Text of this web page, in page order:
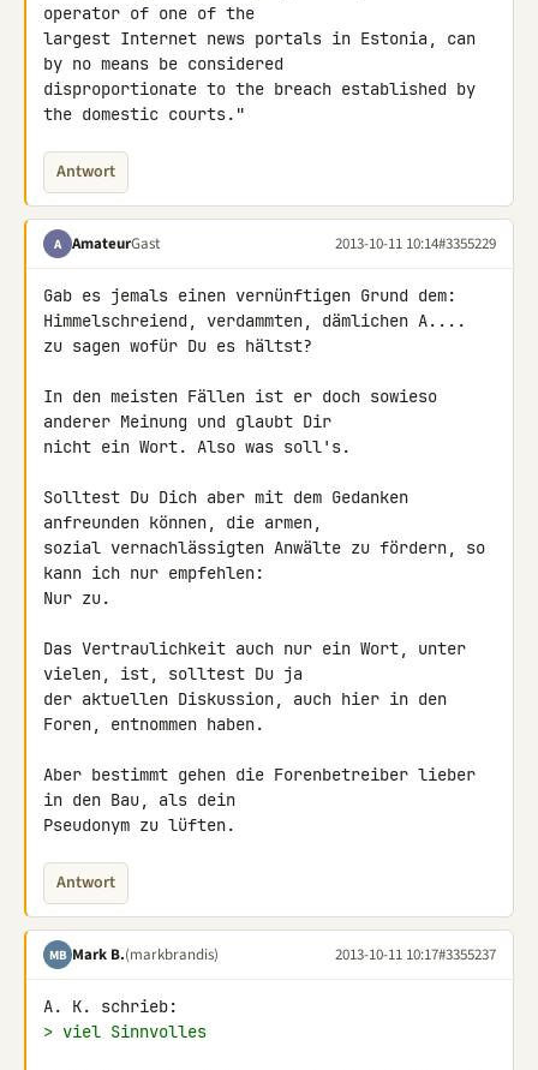
operator of one of the
largest Internet news portals in Estonia, can
by no means be considered
disproportionate to the breach established by
the domestic courts."
Antwort
A AmateurGast 2013-10-11 10:14#3355229
Gab es jemals einen vernünftigen Grund dem:
Himmelschreiend, verdammten, dämlichen A....
zu sagen wofür Du es hältst?
In den meisten Fällen ist er doch sowieso
anderer Meinung und glaubt Dir
nicht ein Wort. Also was soll's.
Solltest Du Dich aber mit dem Gedanken
anfreunden können, die armen,
sozial vernachlässigten Anwälte zu fördern, so
kann ich nur empfehlen:
Nur zu.
Das Vertraulichkeit auch nur ein Wort, unter
vielen, ist, solltest Du ja
der aktuellen Diskussion, auch hier in den
Foren, entnommen haben.
Aber bestimmt gehen die Forenbetreiber lieber
in den Bau, als dein
Pseudonym zu lüften.
Antwort
MB Mark B.(markbrandis) 2013-10-11 10:17#3355237
> viel Sinnvolles